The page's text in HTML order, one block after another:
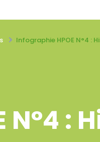
Infographie HPOE N°4 :
N°4 :